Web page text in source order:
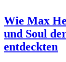
Wie Max
und Soul
entdeckten